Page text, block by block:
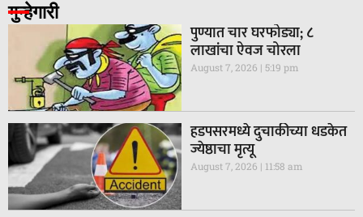
गुन्हेगारी
पुण्यात चार घरफोड्या; ८
लाखांचा ऐवज चोरला
August 7, 2026 5:19 pm
हडपसरमध्ये दुचाकीच्या धडकेत
ज्येष्ठाचा मृत्यू
August 7, 2026 11:58 am